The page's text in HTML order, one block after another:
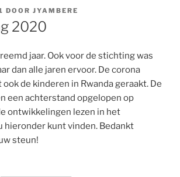
DOOR JYAMBERE
2020
jaar. Ook voor de stichting was
dan alle jaren ervoor. De corona
de kinderen in Rwanda geraakt. De
een achterstand opgelopen op
ontwikkelingen lezen in het
hieronder kunt vinden. Bedankt
steun!